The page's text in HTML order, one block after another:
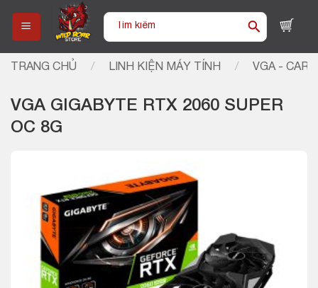
content
Tìm
TRANG CHỦ / LINH KIỆN MÁY TÍNH / VGA -
VGA GIGABYTE RTX 2060 SUPER
OC 8G